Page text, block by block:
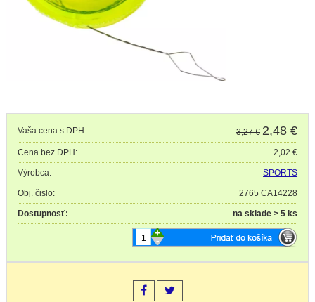
Vaša cena s DPH: 3,27 € 2,48 €
Cena bez DPH: 2,02 €
Výrobca: SPORTS
Obj. čislo: 2765 CA14228
Dostupnosť: na sklade > 5 ks
-
+